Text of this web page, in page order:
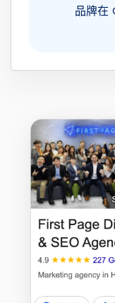
品牌在